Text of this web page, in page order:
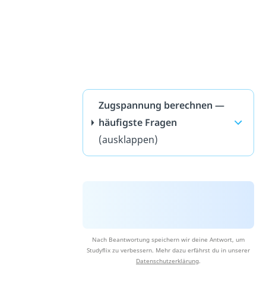
Zugspannung berechnen —
häufigste Fragen
(ausklappen)
Nach Beantwortung speichern wir deine Antwort, um
Studyflix zu verbessern. Mehr dazu erfährst du in unserer
Datenschutzerklärung.